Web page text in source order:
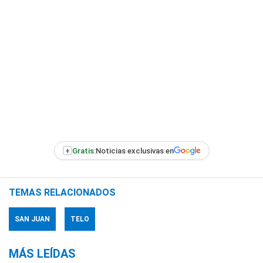
+ Gratis:Noticias exclusivas en
TEMAS RELACIONADOS
SAN JUAN TELO
MÁS LEÍDAS